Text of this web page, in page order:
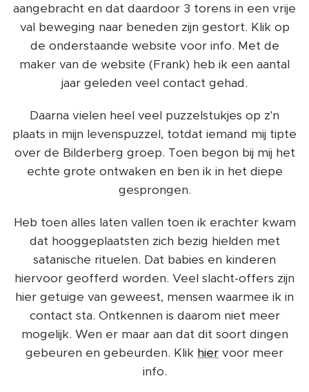
aangebracht en dat daardoor 3 torens in een vrije
val beweging naar beneden zijn gestort. Klik op
de onderstaande website voor info. Met de
maker van de website (Frank) heb ik een aantal
jaar geleden veel contact gehad.
Daarna vielen heel veel puzzelstukjes op z'n
plaats in mijn levenspuzzel, totdat iemand mij tipte
over de Bilderberg groep. Toen begon bij mij het
echte grote ontwaken en ben ik in het diepe
gesprongen.
Heb toen alles laten vallen toen ik erachter kwam
dat hooggeplaatsten zich bezig hielden met
satanische rituelen. Dat babies en kinderen
hiervoor geofferd worden. Veel slacht-offers zijn
hier getuige van geweest, mensen waarmee ik in
contact sta. Ontkennen is daarom niet meer
mogelijk. Wen er maar aan dat dit soort dingen
gebeuren en gebeurden. Klik hier voor meer
info.